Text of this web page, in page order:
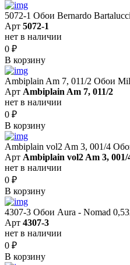
5072-1 Обои Bernardo
Арт 5072-1
нет в наличии
0 ₽
В корзину
Ambiplain Am 7, 011/2 Обои
Арт Ambiplain Am 7, 011/2
нет в наличии
0 ₽
В корзину
Ambiplain vol2 Am 3, 001/4
Арт Ambiplain vol2 Am 3, 001/
нет в наличии
0 ₽
В корзину
4307-3 Обои Aura - Nomad
Арт 4307-3
нет в наличии
0 ₽
В корзину